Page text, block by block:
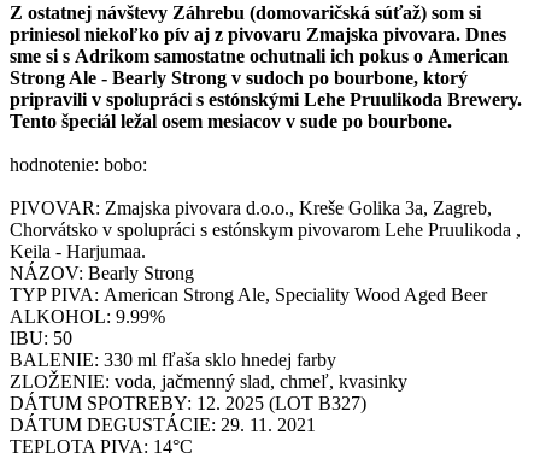
Z ostatnej návštevy Záhrebu (domovaričská súťaž) som si
priniesol niekoľko pív aj z pivovaru Zmajska pivovara. Dnes
sme si s Adrikom samostatne ochutnali ich pokus o American
Strong Ale - Bearly Strong v sudoch po bourbone, ktorý
pripravili v spolupráci s estónskými Lehe Pruulikoda Brewery.
Tento špeciál ležal osem mesiacov v sude po bourbone.
hodnotenie: bobo:
PIVOVAR: Zmajska pivovara d.o.o., Kreše Golika 3a, Zagreb,
Chorvátsko v spolupráci s estónskym pivovarom Lehe Pruulikoda ,
Keila - Harjumaa.
NÁZOV: Bearly Strong
TYP PIVA: American Strong Ale, Speciality Wood Aged Beer
ALKOHOL: 9.99%
IBU: 50
BALENIE: 330 ml fľaša sklo hnedej farby
ZLOŽENIE: voda, jačmenný slad, chmeľ, kvasinky
DÁTUM SPOTREBY: 12. 2025 (LOT B327)
DÁTUM DEGUSTÁCIE: 29. 11. 2021
TEPLOTA PIVA: 14°C